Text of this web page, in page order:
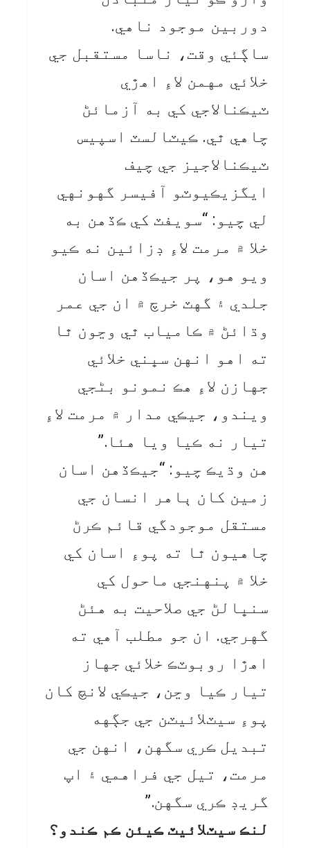
دوربين موجود ناهي.
ساڳئي وقت، ناسا مستقبل جي
خلائي مهمن لاءِ اهڙي
ٽيڪنالاجي کي به آزمائڻ
چاهي ٿي. ڪيٽالسٽ اسپيس
ٽيڪنالاجيز جي چيف
ايگزيڪيوٽو آفيسر گهونهي
لي چيو: “سويفٽ کي ڪڏهن به
خلا ۾ مرمت لاءِ ڊزائين نه ڪيو
ويو هو، پر جيڪڏهن اسان
جلدي ۽ گهٽ خرچ ۾ ان جي عمر
وڌائڻ ۾ ڪامياب ٿي وڃون ٿا
ته اهو انهن سڀني خلائي
جهازن لاءِ هڪ نمونو بڻجي
ويندو، جيڪي مدار ۾ مرمت لاءِ
تيار نه ڪيا ويا هئا.”
هن وڌيڪ چيو: “جيڪڏهن اسان
زمين کان ٻاهر انسان جي
مستقل موجودگي قائم ڪرڻ
چاهيون ٿا ته پوءِ اسان کي
خلا ۾ پنهنجي ماحول کي
سنڀالڻ جي صلاحيت به هئڻ
گهرجي. ان جو مطلب آهي ته
اهڙا روبوٽڪ خلائي جهاز
تيار ڪيا وڃن، جيڪي لانچ کان
پوءِ سيٽلائيٽن جي جڳهه
تبديل ڪري سگهن، انهن جي
مرمت، تيل جي فراهمي ۽ اپ
گريڊ ڪري سگهن.”
لنڪ سيٽلائيٽ ڪيئن ڪم ڪندو؟